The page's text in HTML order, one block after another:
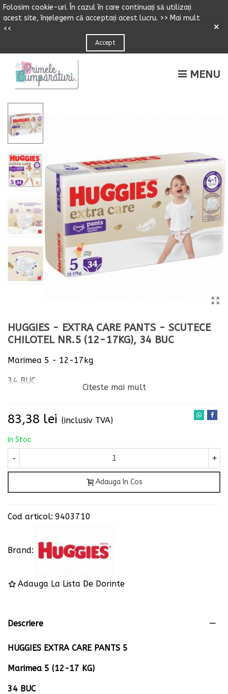
Folosim cookie-uri. n cazulîn care continuați să utilizați
acest site,înțelegem că acceptați acest lucru. >> Mai mult
<<
Accept
×
MENU
HUGGIES - EXTRA CARE PANTS - SCUTECE
CHILOTEL NR.5 (12-17KG), 34 BUC
Marimea 5 - 12-17kg
34 BUC
Citeste mai mult
83,38 lei (inclusiv TVA)
In Stoc
- +
Adauga In Cos
Cod articol: 9403710
Brand:
Adauga La Lista De Dorinte
Descriere
HUGGIES EXTRA CARE PANTS 5
Marimea 5 (12-17 KG)
34 BUC